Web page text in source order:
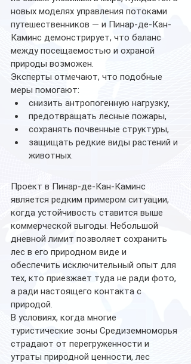
новых моделях управления потоками
путешественников — и Пинар-де-Кан-
Каминс демонстрирует, что баланс
между посещаемостью и охраной
природы возможен.
Эксперты отмечают, что подобные
меры помогают:
снизить антропогенную нагрузку,
предотвращать лесные пожары,
сохранять почвенные структуры,
защищать редкие виды растений и
животных.
Проект в Пинар-де-Кан-Каминс
является редким примером ситуации,
когда устойчивость ставится выше
коммерческой выгоды. Небольшой
дневной лимит позволяет сохранить
лес в его природном виде и
обеспечить исключительный опыт для
тех, кто приезжает туда не ради фото,
а ради настоящего контакта с
природой.
В условиях, когда многие
туристические зоны Средиземноморья
страдают от перегруженности и
утраты природной ценности, лес